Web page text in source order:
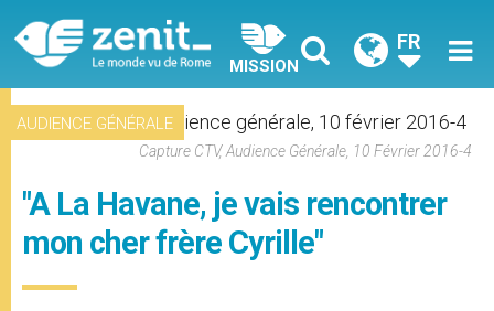
MISSION
FR
AUDIENCE GÉNÉRALE
Capture CTV, Audience Générale, 10 Février 2016-4
"A La Havane, je vais rencontrer
mon cher frère Cyrille"